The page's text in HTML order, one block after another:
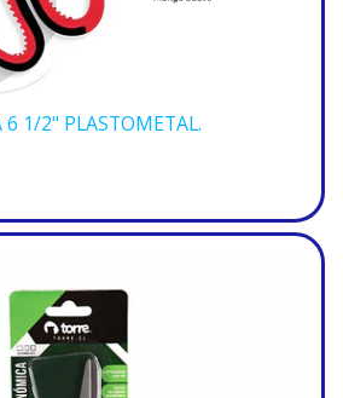
6 1/2" PLASTOMETAL.